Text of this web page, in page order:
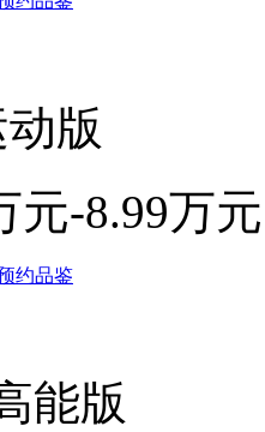
版
元-8.99万元
约品鉴
能版